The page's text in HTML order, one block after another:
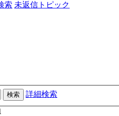
索 未返信トピック
検索 詳細検索